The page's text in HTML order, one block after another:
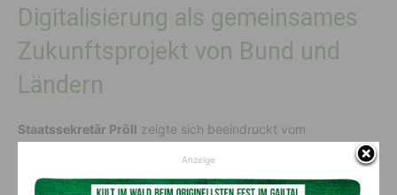
Digitalisierung als gemeinsames
Zukunftsprojekt von Bund und
Ländern
Staatssekretär Pröll zeigte sich beeindruckt vom
Verwaltung ist ein entscheidender Faktor für die Attraktivität
eines Wirtschaftsstandorts. Mein Ziel ist es, die öffentliche
Anzeige